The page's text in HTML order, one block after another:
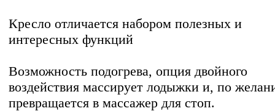
Кресло отличается набором полезных и
интересных функций
Возможность подогрева, опция двойного
воздействия массирует лодыжки и, по
превращается в массажер для стоп.